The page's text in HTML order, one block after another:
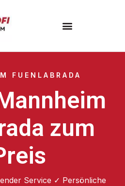
FUENLABRADA
zum
Service ✓ Persönliche